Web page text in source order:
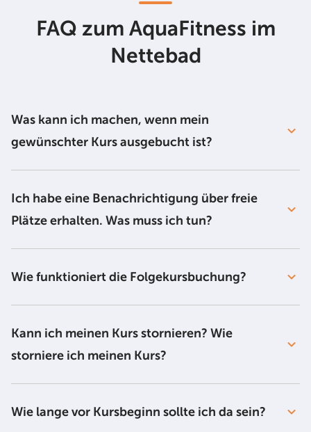
FAQ zum AquaFitness im
Nettebad
Was kann ich machen, wenn mein
gewünschter Kurs ausgebucht ist?
Ich habe eine Benachrichtigung über freie
Plätze erhalten. Was muss ich tun?
Wie funktioniert die Folgekursbuchung?
Kann ich meinen Kurs stornieren? Wie
storniere ich meinen Kurs?
Wie lange vor Kursbeginn sollte ich da sein?